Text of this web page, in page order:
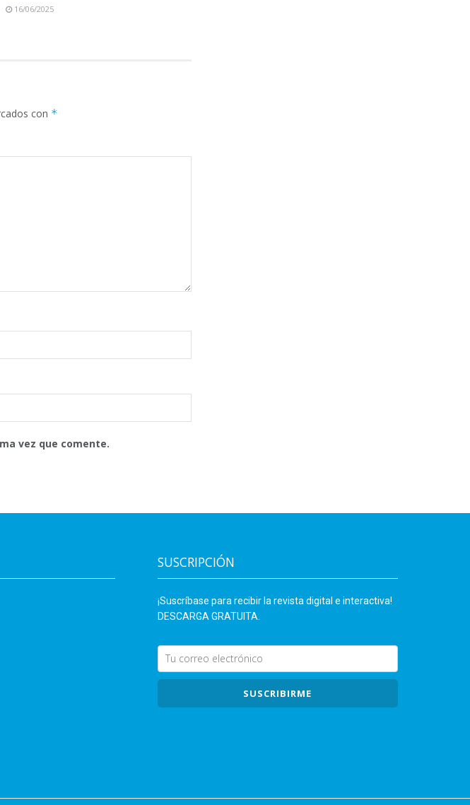
16/06/2025
con *
vez que comente.
SUSCRIPCIÓN
¡Suscríbase para recibir la revista digital e interactiva!
DESCARGA GRATUITA.
SUSCRIBIRME